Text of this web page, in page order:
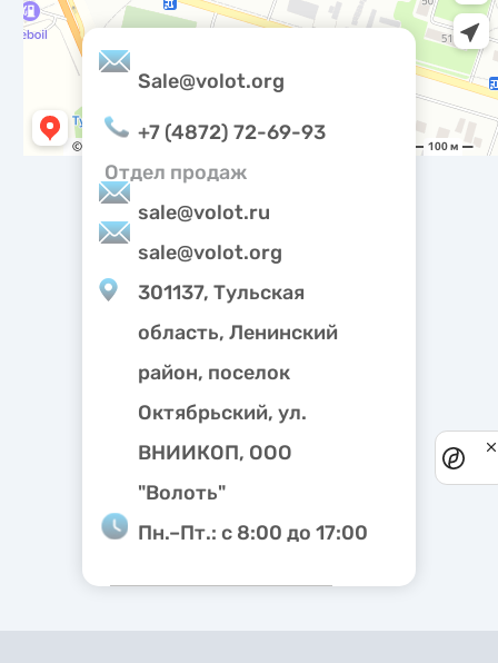
Sale@volot.org
+7 (4872) 72-69-93
Отдел продаж
sale@volot.ru
sale@volot.org
301137, Тульская
область, Ленинский
район, поселок
Октябрьский, ул.
ВНИИКОП, ООО
"Волоть"
Пн.–Пт.: с 8:00 до 17:00